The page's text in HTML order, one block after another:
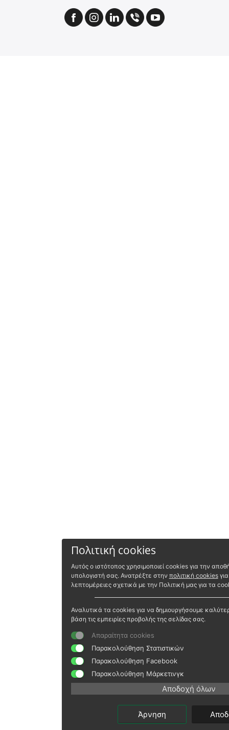
Πολιτική cookies
Αυτός ο ιστότοπος χρησιμοποιεί cookies για την
υπολογιστή σας. Ανατρέξτε στην πολιτική cookies
λεπτομέρειες σχετικά με την Πολιτική μας για τα
Αναλυτικά τα cookies για να δημιουργήσουμε
βάση τις εμπειρίες προβολής της σελίδας σας.
Απαραίτητα cookies
Παρακολούθηση Στατιστικών
Παρακολούθηση Facebook
Παρακολούθηση Μάρκετινγκ
Αποδοχή όλων
Άρνηση